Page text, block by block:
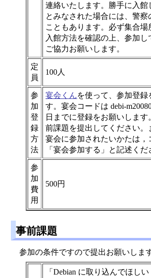
連絡いたします。勝手に入館
とみなされた場合には、警察
こともあります。必ず集合場
入館方法を確認の上、参加し
ご協力お願いします。
定
員
100人
参
加
登
録
方
法
宴会くんを使って、参加登録
す。宴会コードは debi-
日までに登録をお願いしま
前課題を提出してください。
宴会に参加されたいかたは，
「宴会参加する」と記述くだ
参
加
費
用
500円
事前課題
参加の条件ですので提出お願いしま
「Debian に取り込んでほし